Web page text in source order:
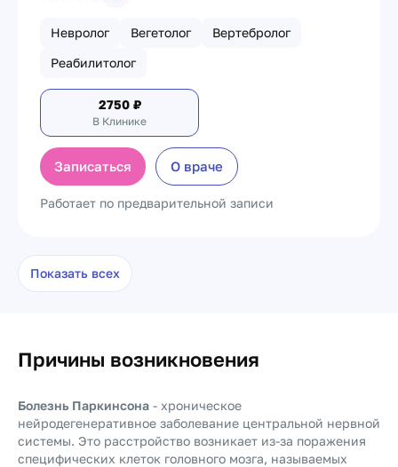
Невролог Вегетолог
Вертебролог
Реабилитолог
2750₽
В Клинике
Записаться О враче
Работает по предварительной записи
Показать всех
Причины возникновения
Болезнь Паркинсона - хроническое
нейродегенеративное заболевание центральной нервной
системы. Это расстройство возникает из-за поражения
специфических клеток головного мозга, называемых